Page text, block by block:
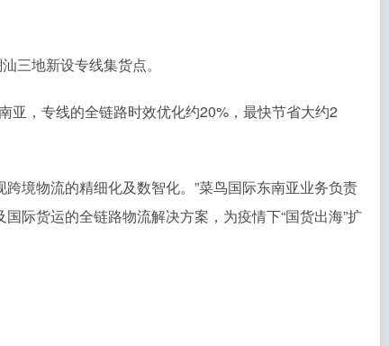
三地新设专线集货点。
亚，专线的全链路时效优化约20%，最快节省大约2
境物流的精细化及数智化。”菜鸟国际东南亚业务负责
际货运的全链路物流解决方案，为疫情下“国货出海”扩